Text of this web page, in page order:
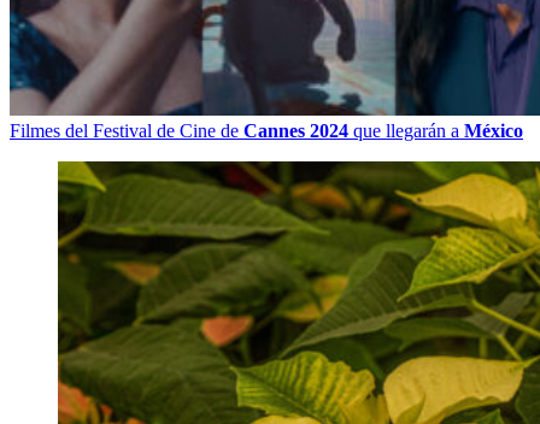
Filmes del Festival de Cine de Cannes 2024 que llegarán a México